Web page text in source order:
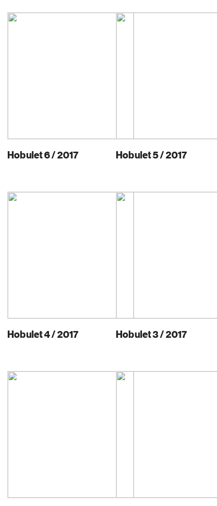
Hobulet 6 / 2017 Hobulet 5 / 2017
Hobulet 4 / 2017 Hobulet 3 / 2017